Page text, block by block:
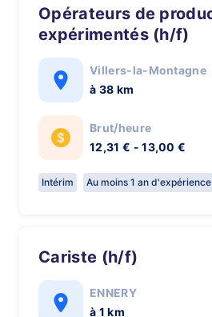
Opérateurs de production
expérimentés (h/f)
Villers-la-Montagne
à 38 km
Brut/heure
12,31 € - 13,00 €
Intérim Au moins 1 an d'expérience
Cariste (h/f)
ENNERY
à 1 km